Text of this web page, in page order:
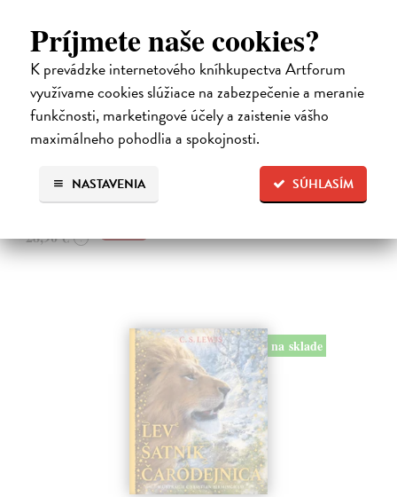
Príjmete naše cookies?
K prevádzke internetového kníhkupectva Artforum
využívame cookies slúžiace na zabezpečenie a meranie
funkčnosti, marketingové účely a zaistenie vášho
maximálneho pohodlia a spokojnosti.
SÚHLASÍM
NASTAVENIA
Alica a hmyz
Dúbravský Andrej| Kniha
Alica je zvedavá mačka, ktorá býva so zvedavým Andrejom. Obaja sú
fascinovaní ríšou hmyzu.
Na sklade
28,03 €
28,90 € ?
na sklade